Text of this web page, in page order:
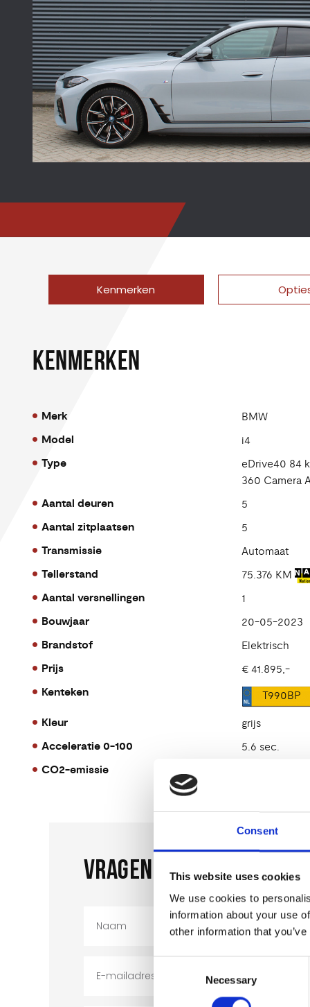
Consent
This website uses cookies
We use cookies to
information about your use
other information that
Selection
Necessary
Kenmerken
KENMERKEN
Merk BMW
Model i4
Type
eDrive40 84
360 Camera
Aantal deuren 5
Aantal zitplaatsen 5
Transmissie Automaat
Tellerstand 75.376 KM
Aantal versnellingen 1
Bouwjaar 20-05-2023
Brandstof Elektrisch
Prijs € 41.895,-
Kenteken T990BP
Kleur grijs
Acceleratie 0-100 5.6 sec.
CO2-emissie
VRAGEN OF INTERESSE?